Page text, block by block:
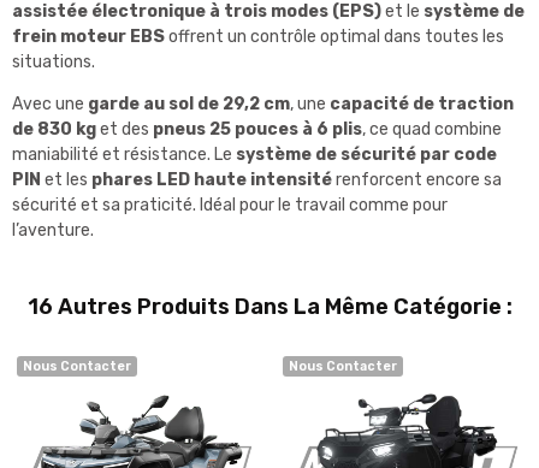
assistée électronique à trois modes (EPS)et le système de
frein moteur EBSoffrent un contrôle optimal dans toutes les
situations.
Avec une garde au sol de 29,2 cm, une capacité de traction
de 830 kget des pneus 25 pouces à 6 plis, ce quad combine
maniabilité et résistance. Le système de sécurité par code
PIN et les phares LED haute intensitérenforcent encore sa
sécurité et sa praticité. Idéal pour le travail comme pour
l’aventure.
16 Autres Produits Dans La Même Catégorie :
Nous Contacter Nous Contacter